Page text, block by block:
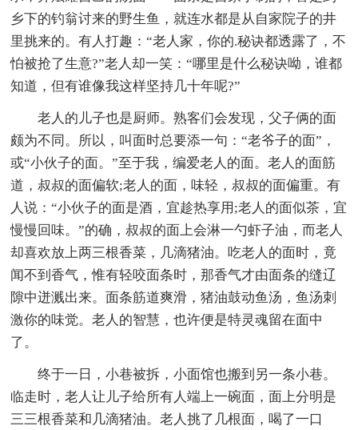
乡下的钓翁讨来的野生鱼，就连水都是从自家院子的井
里挑来的。有人打趣：“老人家，你的.秘诀都透露了，不
怕被抢了生意?”老人却一笑：“哪里是什么秘诀呦，谁都
知道，但有谁像我这样坚持几十年呢?”
老人的儿子也是厨师。熟客们会发现，父子俩的面
颇为不同。所以，叫面时总要添一句：“老爷子的面”，
或“小伙子的面。”至于我，编爱老人的面。老人的面筋
道，叔叔的面偏软;老人的面，味轻，叔叔的面偏重。有
人说：“小伙子的面是酒，宜趁热享用;老人的面似茶，宜
慢慢回味。”的确，叔叔的面上会淋一勺虾子油，而老人
却喜欢放上两三根香菜，几滴猪油。吃老人的面时，竟
闻不到香气，惟有轻咬面条时，那香气才由面条的缝辽
隙中迸溅出来。面条筋道爽滑，猪油鼓动鱼汤，鱼汤刺
激你的味觉。老人的智慧，也许便是特灵魂留在面中
了。
终于一日，小巷被拆，小面馆也搬到另一条小巷。
临走时，老人让儿子给所有人端上一碗面，面上分明是
三三根香菜和几滴猪油。老人挑了几根面，喝了一口